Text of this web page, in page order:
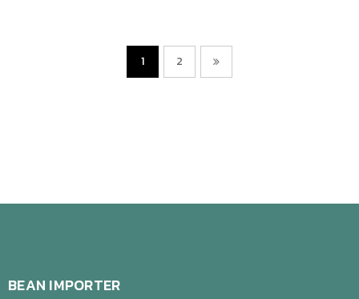
1 2
BEAN IMPORTER